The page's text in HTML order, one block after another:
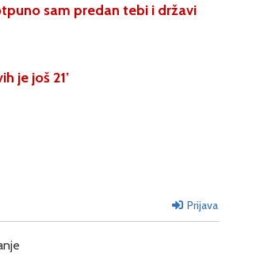
sam predan tebi i državi
je još 21’
Prijava